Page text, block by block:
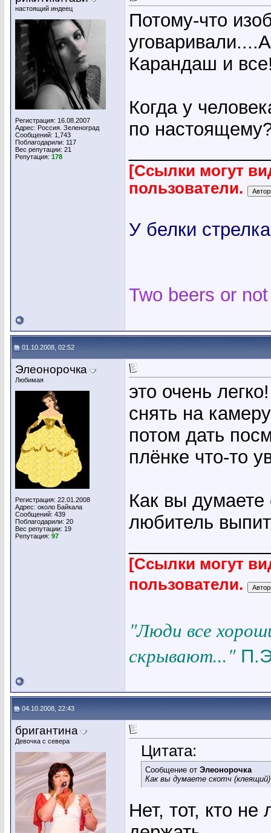
настоящий индеец
Регистрация: 16.08.2007
Адрес: Россия. Зеленоград
Сообщений: 1,743
Поблагодарили: 117
Вес репутации: 21
Репутация: 178
Потому-что
Карандаш и
Когда у
по
[Ссылки могут
пользователи.
У белки
Two beers or
01.10.2008, 02:52
Элеонорочка
Любимая
Регистрация: 22.01.2008
Адрес: около Байкала
Сообщений: 439
Поблагодарили: 20
Вес репутации: 19
Репутация: 97
это очень
снять на
потом дать
плёнке что-то
Как вы
любитель
[Ссылки могут
пользователи.
"Люди все
скрывают..."
04.10.2008, 22:43
бригантина
Девочка с севера
Цитата:
Сообщение от Элеонорочка
Как вы думаете скотч
Нет, тот, кто